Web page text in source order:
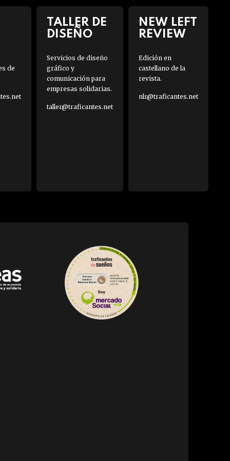
de
TALLER DE
DISEÑO
Servicios de diseño
gráfico y
comunicación para
empresas solidarias.
taller@traficantes.net
NEW LEFT
REVIEW
Edición en
castellano de la
revista.
nlr@traficantes.net